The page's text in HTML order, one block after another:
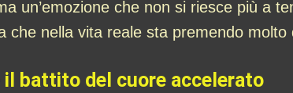
un’emozione che non si riesce più a
che nella vita reale sta premendo molto
il battito del cuore accelerato